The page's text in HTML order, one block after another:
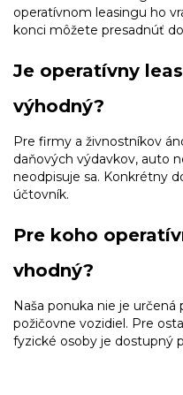
operatívnom leasingu ho
konci môžete presadnúť
Je operatívny
výhodný?
Pre firmy a živnostníkov
daňových výdavkov, auto
neodpisuje sa. Konkrétny
účtovník.
Pre koho
vhodný?
Naša ponuka nie je určená
požičovne vozidiel. Pre
fyzické osoby je dostupný